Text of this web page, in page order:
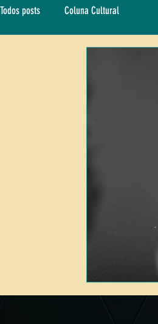
Todos posts Coluna Cultural